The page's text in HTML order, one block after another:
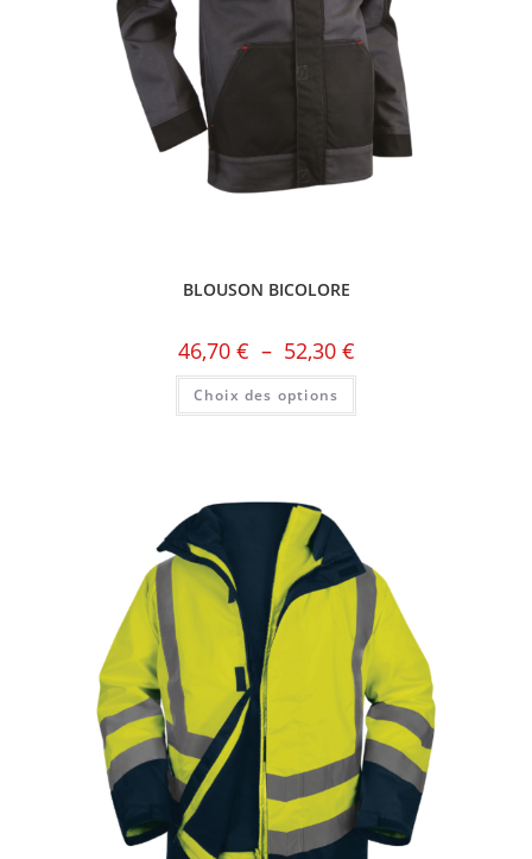
BLOUSON BICOLORE
46,70 € – 52,30 €
Choix des options